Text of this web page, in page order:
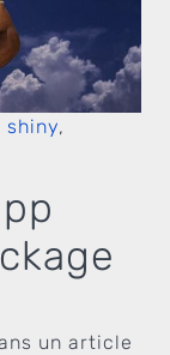
shiny,
un article